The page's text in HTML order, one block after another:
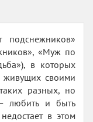
«Муж по
в которых
живущих своими
разных, но
любить и быть
в этом